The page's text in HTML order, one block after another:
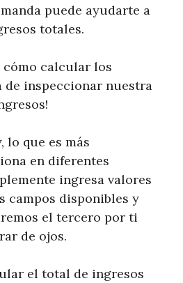
puede ayudarte a
totales.
cómo calcular los
de inspeccionar nuestra
lo que es más
en diferentes
ingresa valores
campos disponibles y
el tercero por ti
de ojos.
el total de ingresos